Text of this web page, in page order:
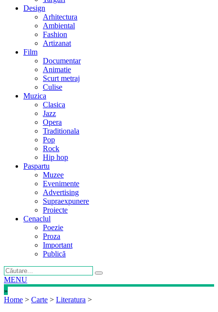
Design
Arhitectura
Ambiental
Fashion
Artizanat
Film
Documentar
Animatie
Scurt metraj
Culise
Muzica
Clasica
Jazz
Opera
Traditionala
Pop
Rock
Hip hop
Paspartu
Muzee
Evenimente
Advertising
Supraexpunere
Proiecte
Cenaclul
Poezie
Proza
Important
Publică
MENU
»
Home > Carte > Literatura >